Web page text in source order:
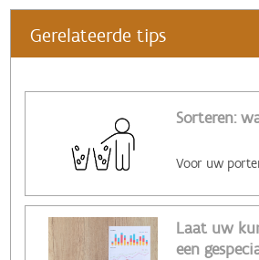
Gerelateerde tips
Sorteren:
Laat uw
een